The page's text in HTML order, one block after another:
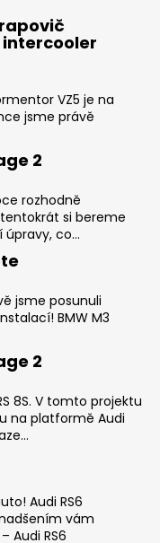
intercooler
VZ5 je na
jsme právě
2
rozhodně
si bereme
úpravy, co...
jsme posunuli
BMW M3
2
8S. V tomto projektu
na platformě Audi
Audi RS6
vám
Audi RS6